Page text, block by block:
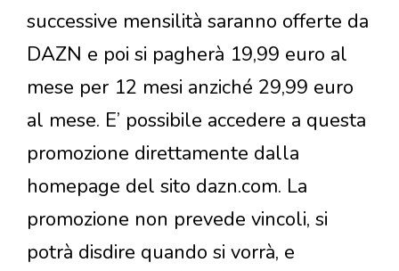
successive mensilità saranno offerte da
DAZN e poi si pagherà 19,99 euro al
mese per 12 mesi anziché 29,99 euro
al mese. E’ possibile accedere a questa
promozione direttamente dalla
homepage del sito dazn.com. La
promozione non prevede vincoli, si
potrà disdire quando si vorrà, e